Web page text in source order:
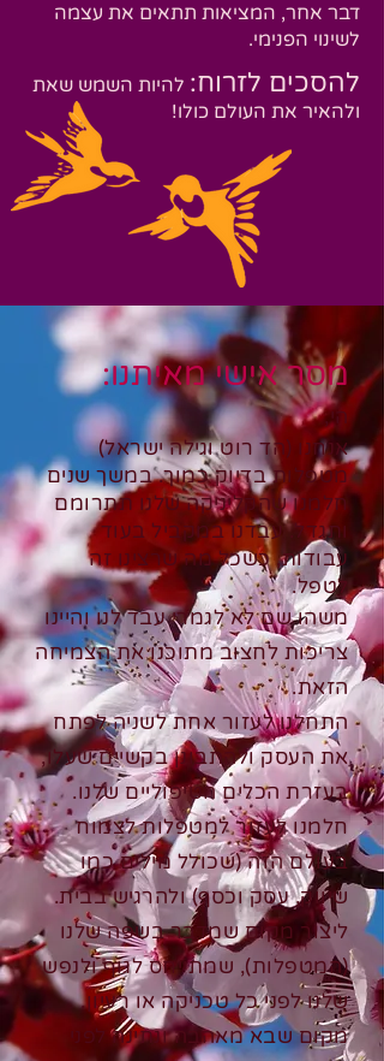
דבר אחר, המציאות תתאים את עצמה
לשינוי הפנימי.
להסכים לזרוח: להיות השמש שאת
ולהאיר את העולם כולו!
מסר אישי מאיתנו:
הי,
אנחנו (הד רוט וגילה ישראל)
מטפלות בדיוק כמוך. במשך שנים
חלמנו שהקליניקה שלנו תתרומם
ותגדל. עבדנו במקביל בעוד
עבודות, כשכל מה שרצינו זה
לטפל.
משהו שם לא לגמרי עבד לנו והיינו
צריכות לחצוב מתוכנו את הצמיחה
הזאת.
התחלנו לעזור אחת לשניה לפתח
את העסק ולהתבונן בקשיים שעלו,
בעזרת הכלים הטיפוליים שלנו.
חלמנו לעזור למטפלות לצמוח
בעולם הזה (שכולל מילים כמו
שיווק, עסק וכסף) ולהרגיש בבית.
ליצור מקום שמדבר בשפה שלנו
(המטפלות), שמתייחס לגוף ולנפש
שלנו לפני כל טכניקה או רעיון.
מקום שבא מאהבה ונתינה לפני